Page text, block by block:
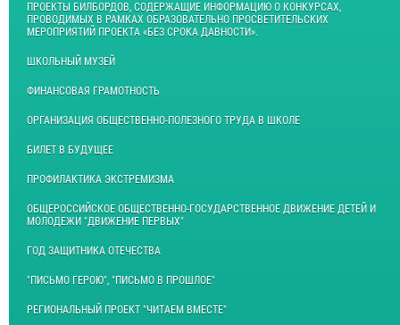
ПРОЕКТЫ БИЛБОРДОВ, СОДЕРЖАЩИЕ ИНФОРМАЦИЮ О КОНКУРСАХ,
ПРОВОДИМЫХ В РАМКАХ ОБРАЗОВАТЕЛЬНО ПРОСВЕТИТЕЛЬСКИХ
МЕРОПРИЯТИЙ ПРОЕКТА «БЕЗ СРОКА ДАВНОСТИ».
ШКОЛЬНЫЙ МУЗЕЙ
ФИНАНСОВАЯ ГРАМОТНОСТЬ
ОРГАНИЗАЦИЯ ОБЩЕСТВЕННО-ПОЛЕЗНОГО ТРУДА В ШКОЛЕ
БИЛЕТ В БУДУЩЕЕ
ПРОФИЛАКТИКА ЭКСТРЕМИЗМА
ОБЩЕРОССИЙСКОЕ ОБЩЕСТВЕННО-ГОСУДАРСТВЕННОЕ ДВИЖЕНИЕ ДЕТЕЙ И
МОЛОДЕЖИ "ДВИЖЕНИЕ ПЕРВЫХ"
ГОД ЗАЩИТНИКА ОТЕЧЕСТВА
"ПИСЬМО ГЕРОЮ", "ПИСЬМО В ПРОШЛОЕ"
РЕГИОНАЛЬНЫЙ ПРОЕКТ "ЧИТАЕМ ВМЕСТЕ"